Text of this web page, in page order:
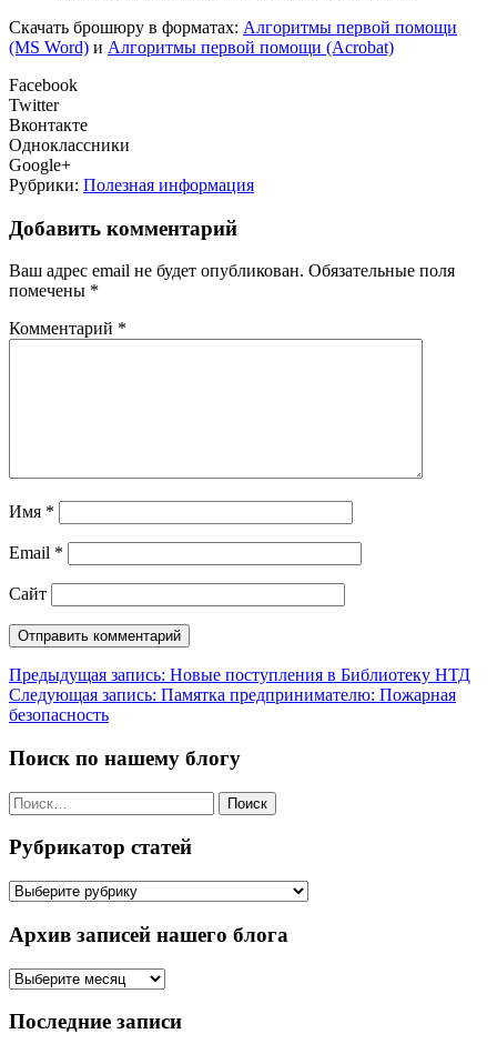
Скачать брошюру в форматах: Алгоритмы первой помощи
(MS Word) и Алгоритмы первой помощи (Acrobat)
Facebook
Twitter
Вконтакте
Одноклассники
Google+
Рубрики: Полезная информация
Добавить комментарий
Ваш адрес email не будет опубликован. Обязательные поля
помечены *
Комментарий *
Имя *
Email *
Сайт
Навигация
по
Предыдущая запись: Новые поступления в Библиотеку НТД
Следующая запись: Памятка предпринимателю: Пожарная
безопасность
Поиск по нашему блогу
Найти:
Рубрикатор статей
Рубрикатор
Архив записей нашего блога
Архив
нашего
Последние записи